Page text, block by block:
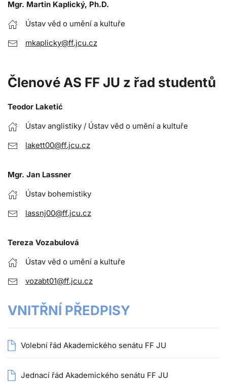
Mgr. Martin Kaplický, Ph.D.
Ústav věd o umění a kultuře
mkaplicky@ff.jcu.cz
Členové AS FF JU z řad studentů
Teodor Laketić
Ústav anglistiky / Ústav věd o umění a kultuře
lakett00@ff.jcu.cz
Mgr. Jan Lassner
Ústav bohemistiky
lassnj00@ff.jcu.cz
Tereza Vozabulová
Ústav věd o umění a kultuře
vozabt01@ff.jcu.cz
VNITŘNÍ PŘEDPISY
Volební řád Akademického senátu FF JU
Jednací řád Akademického senátu FF JU